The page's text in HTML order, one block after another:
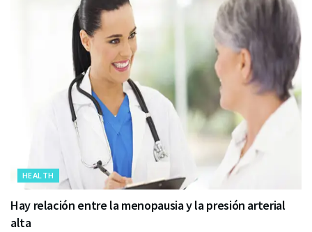
HEALTH
Hay relación entre la menopausia y la presión arterial
alta